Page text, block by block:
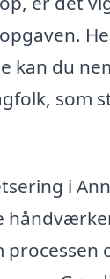
kan du
som
i
processen